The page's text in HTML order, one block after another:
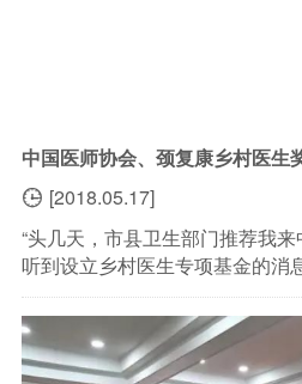
 [2018.05.17]
“头几天，市县卫生部门推荐我
听到设立乡村医生专项基金的消
我从心里感谢这样的好政策、好
医术，从而能更好的扎根农村，